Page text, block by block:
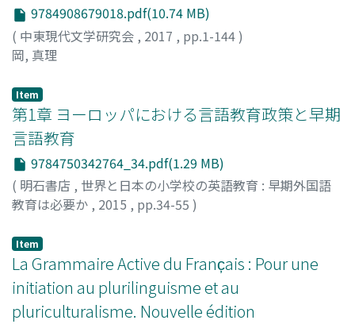
9784908679018.pdf(10.74 MB)
( 中東現代文学研究会 , 2017 , pp.1-144)
岡, 真理
Item
第1章 ヨーロッパにおける言語教育政策と早期
言語教育
9784750342764_34.pdf(1.29 MB)
( 明石書店 , 世界と日本の小学校の英語教育 : 早期外国語
教育は必要か , 2015 , pp.34-55 )
Cavalli, Marisa
Item
La Grammaire Active du Franc̦ais : Pour une
initiation au plurilinguisme et au
pluriculturalisme. Nouvelle édition